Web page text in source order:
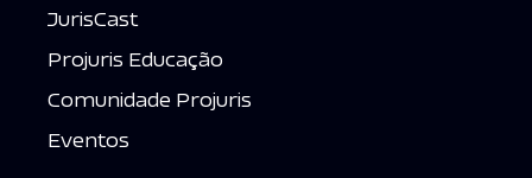
JurisCast
Projuris Educação
Comunidade Projuris
Eventos